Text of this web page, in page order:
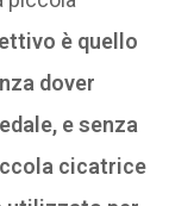
è quello
dover
e senza
cicatrice